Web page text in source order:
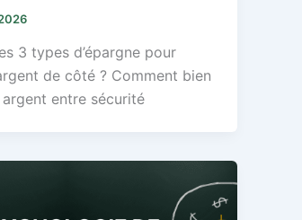
3 types d’épargne pour
de côté ? Comment bien
entre sécurité